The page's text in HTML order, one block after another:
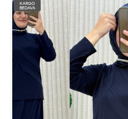
KARGO
BEDAVA